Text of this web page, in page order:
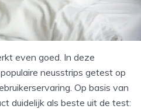
even goed. In deze
neusstrips getest op
Op basis van
duidelijk als beste uit de test: